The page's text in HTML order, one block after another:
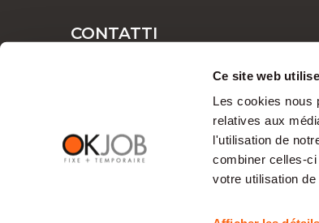
Ce site web
Les cookies nous
relatives aux
l'utilisation de
combiner celles-
votre utilisation
CONTATTI
MAPPA DEL SITO